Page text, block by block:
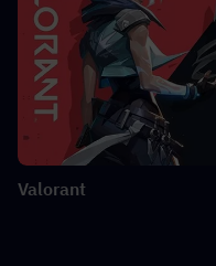
Valorant